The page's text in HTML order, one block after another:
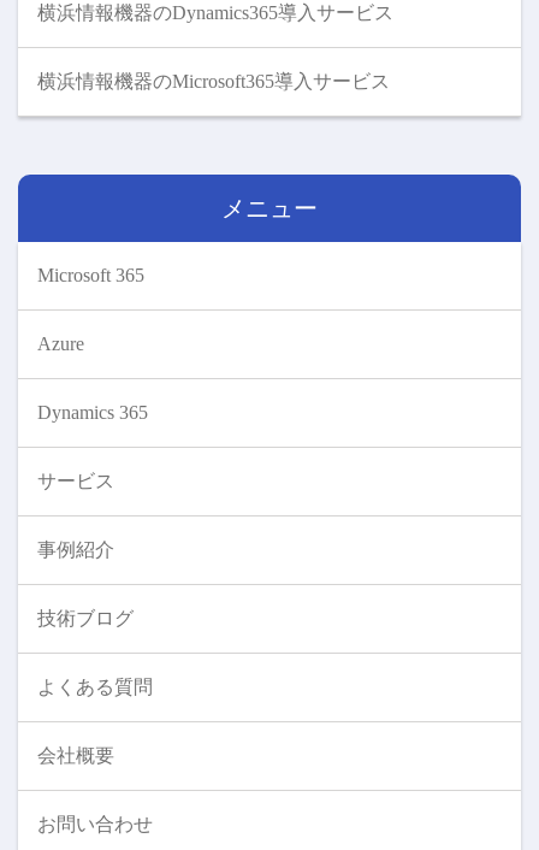
横浜情報機器のDynamics365導入サービス
横浜情報機器のMicrosoft365導入サービス
メニュー
Microsoft 365
Azure
Dynamics 365
サービス
事例紹介
技術ブログ
よくある質問
会社概要
お問い合わせ